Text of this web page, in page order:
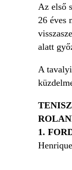
Az első
26 éves
alatt
A
TENISZ
1.